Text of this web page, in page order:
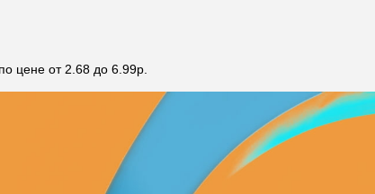
цене от 2.68 до 6.99р.